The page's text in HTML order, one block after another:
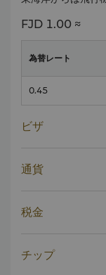
FJD 1.00 ≈
為替レート
0.45
ビザ
通貨
税金
チップ